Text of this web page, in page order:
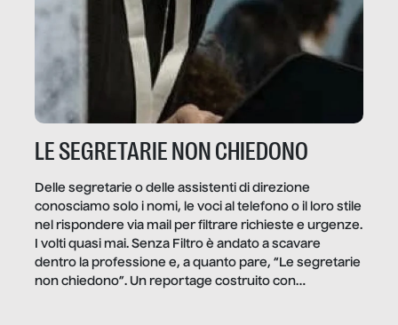
LE SEGRETARIE NON CHIEDONO
Delle segretarie o delle assistenti di direzione
conosciamo solo i nomi, le voci al telefono o il loro stile
nel rispondere via mail per filtrare richieste e urgenze.
I volti quasi mai. Senza Filtro è andato a scavare
dentro la professione e, a quanto pare, “Le segretarie
non chiedono”. Un reportage costruito con